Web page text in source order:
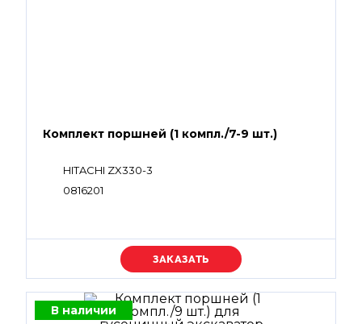
Комплект поршней (1 компл./7-9 шт.)
HITACHI ZX330-3
0816201
Уточняйте цену
В наличии